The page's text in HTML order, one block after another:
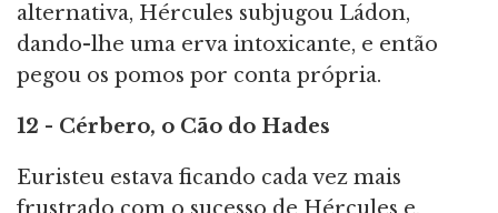
alternativa, Hércules subjugou Ládon,
dando-lhe uma erva intoxicante, e então
pegou os pomos por conta própria.
12 - Cérbero, o Cão do Hades
Euristeu estava ficando cada vez mais